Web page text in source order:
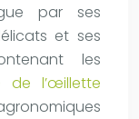
par ses
et ses
les
de l’œillette